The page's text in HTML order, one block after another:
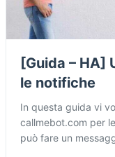
[Guida – HA]
le notifiche
In questa guida vi
callmebot.com per
può fare un